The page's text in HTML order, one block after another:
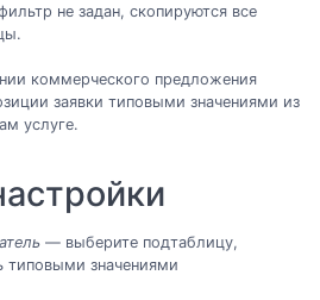
не задан, скопируются все
коммерческого предложения
заявки типовыми значениями из
услуге.
— выберите подтаблицу,
типовыми значениями